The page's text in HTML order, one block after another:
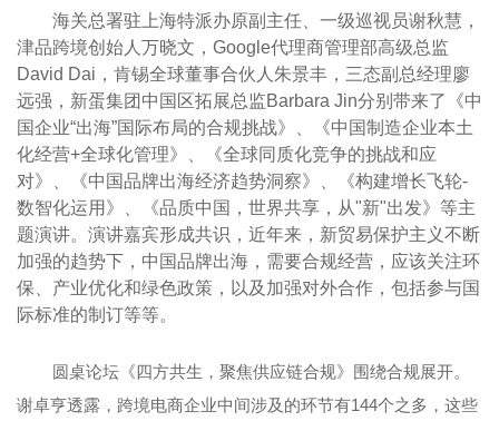
海关总署驻上海特派办原副主任、一级巡视员谢秋慧，
津品跨境创始人万晓文，Google代理商管理部高级总监
David Dai，肯锡全球董事合伙人朱景丰，三态副总经理廖
远强，新蛋集团中国区拓展总监Barbara Jin分别带来了《中
国企业“出海”国际布局的合规挑战》、《中国制造企业本土
化经营+全球化管理》、《全球同质化竞争的挑战和应
对》、《中国品牌出海经济趋势洞察》、《构建增长飞轮-
数智化运用》、《品质中国，世界共享，从"新"出发》等主
题演讲。演讲嘉宾形成共识，近年来，新贸易保护主义不断
加强的趋势下，中国品牌出海，需要合规经营，应该关注环
保、产业优化和绿色政策，以及加强对外合作，包括参与国
际标准的制订等等。
圆桌论坛《四方共生，聚焦供应链合规》围绕合规展开。
谢卓亨透露，跨境电商企业中间涉及的环节有144个之多，这些